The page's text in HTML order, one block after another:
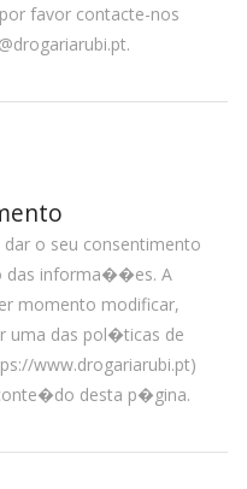
favor contacte-nos
o seu consentimento
das informa��es. A
momento modificar,
uma das pol�ticas de
www.drogariarubi.pt)
desta p�gina.